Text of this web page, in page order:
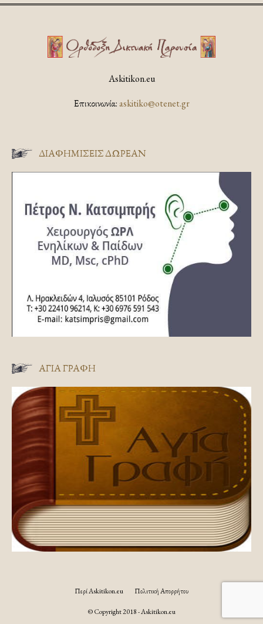
Askitikon.eu
Επικοινωνία:askitiko@otenet.gr
ΔΙΑΦΗΜΊΣΕΙΣ ΔΩΡΕΆΝ
ΑΓΊΑ ΓΡΑΦΉ
Περί Askitikon.eu Πολιτική Απορρήτου
© Copyright 2018 - Askitikon.eu